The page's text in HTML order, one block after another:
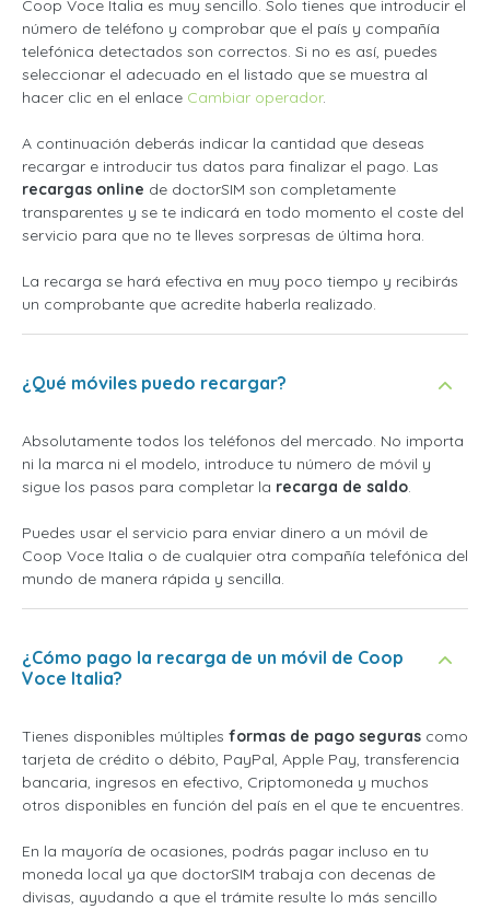
Coop Voce Italia es muy sencillo. Solo tienes que introducir el
número de teléfono y comprobar que el país y compañía
telefónica detectados son correctos. Si no es así, puedes
seleccionar el adecuado en el listado que se muestra al
hacer clic en el enlace Cambiar operador.
A continuación deberás indicar la cantidad que deseas
recargar e introducir tus datos para finalizar el pago. Las
recargas online de doctorSIM son completamente
transparentes y se te indicará en todo momento el coste del
servicio para que no te lleves sorpresas de última hora.
La recarga se hará efectiva en muy poco tiempo y recibirás
un comprobante que acredite haberla realizado.
¿Qué móviles puedo recargar?
Absolutamente todos los teléfonos del mercado. No importa
ni la marca ni el modelo, introduce tu número de móvil y
sigue los pasos para completar la recarga de saldo.
Puedes usar el servicio para enviar dinero a un móvil de
Coop Voce Italia o de cualquier otra compañía telefónica del
mundo de manera rápida y sencilla.
¿Cómo pago la recarga de un móvil de Coop
Voce Italia?
Tienes disponibles múltiples formas de pago seguras como
tarjeta de crédito o débito, PayPal, Apple Pay, transferencia
bancaria, ingresos en efectivo, Criptomoneda y muchos
otros disponibles en función del país en el que te encuentres.
En la mayoría de ocasiones, podrás pagar incluso en tu
moneda local ya que doctorSIM trabaja con decenas de
divisas, ayudando a que el trámite resulte lo más sencillo